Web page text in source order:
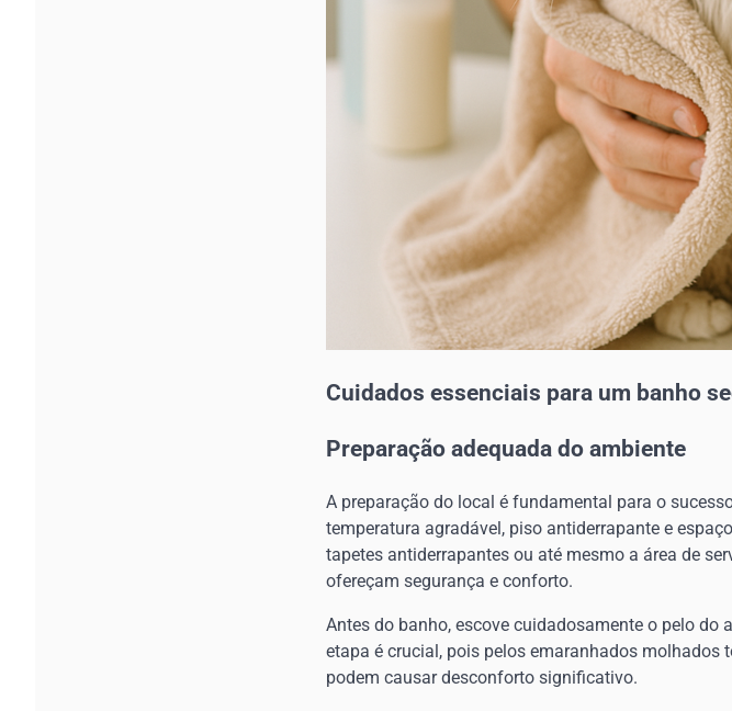
Cuidados essenciais para um banho
Preparação adequada do ambiente
A preparação do local é fundamental para o
temperatura agradável, piso antiderrapante e
tapetes antiderrapantes ou até mesmo a área de
ofereçam segurança e conforto.
Antes do banho, escove cuidadosamente o pelo do
etapa é crucial, pois pelos emaranhados
podem causar desconforto significativo.